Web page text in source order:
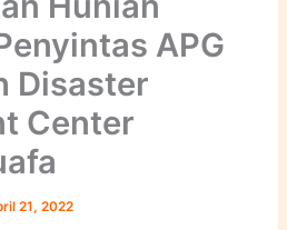
APG
Disaster
Center
21, 2022